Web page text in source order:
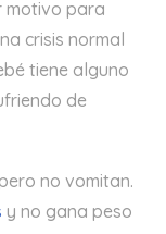
motivo para
crisis normal
tiene alguno
de
no vomitan.
y no gana peso